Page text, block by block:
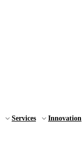
Services Innovation